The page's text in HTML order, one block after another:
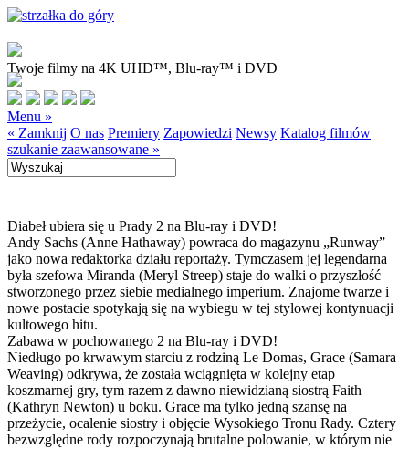
Twoje filmy na 4K UHD™, Blu-ray™ i DVD
Menu »
« Zamknij O nas Premiery Zapowiedzi Newsy Katalog filmów
szukanie zaawansowane »
Diabeł ubiera się u Prady 2 na Blu-ray i DVD!
Andy Sachs (Anne Hathaway) powraca do magazynu „Runway”
jako nowa redaktorka działu reportaży. Tymczasem jej legendarna
była szefowa Miranda (Meryl Streep) staje do walki o przyszłość
stworzonego przez siebie medialnego imperium. Znajome twarze i
nowe postacie spotykają się na wybiegu w tej stylowej kontynuacji
kultowego hitu.
Zabawa w pochowanego 2 na Blu-ray i DVD!
Niedługo po krwawym starciu z rodziną Le Domas, Grace (Samara
Weaving) odkrywa, że została wciągnięta w kolejny etap
koszmarnej gry, tym razem z dawno niewidzianą siostrą Faith
(Kathryn Newton) u boku. Grace ma tylko jedną szansę na
przeżycie, ocalenie siostry i objęcie Wysokiego Tronu Rady. Cztery
bezwzględne rody rozpoczynają brutalne polowanie, w którym nie